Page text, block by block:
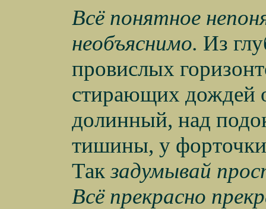
Всё понятное
необъяснимо. Из
провислых
стирающих дождей
долинный, над
тишины, у форточки,
Такзадумывай
Всё прекрасно